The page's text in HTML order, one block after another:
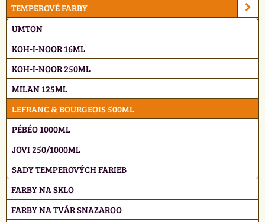
TEMPEROVÉ FARBY
UMTON
KOH-I-NOOR 16ML
KOH-I-NOOR 250ML
MILAN 125ML
LEFRANC & BOURGEOIS 500ML
PÉBÉO 1000ML
JOVI 250/1000ML
SADY TEMPEROVÝCH FARIEB
FARBY NA SKLO
FARBY NA TVÁR SNAZAROO